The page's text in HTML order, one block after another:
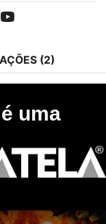
Youtube
(2)
uma